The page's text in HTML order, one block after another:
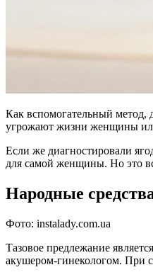
Как вспомогательный метод,
угрожают жизни женщины
Если же диагностировали
для самой женщины. Но это
Народные
Фото: instalady.com.ua
Тазовое предлежание
акушером-гинекологом. При